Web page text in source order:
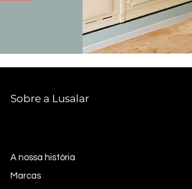
Sobre a Lusalar
A nossa história
Marcas